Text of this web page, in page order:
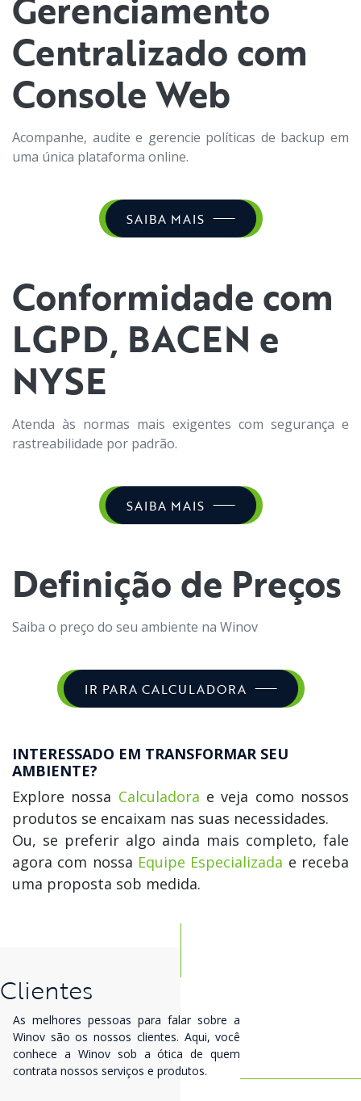
Centralizado com
Console Web
Acompanhe, audite e gerencie políticas de backup em
uma única plataforma online.
SAIBA MAIS
Conformidade com
LGPD, BACEN e
NYSE
Atenda às normas mais exigentes com segurança e
rastreabilidade por padrão.
SAIBA MAIS
Definição de Preços
Saiba o preço do seu ambiente na Winov
IR PARA CALCULADORA
INTERESSADO EM TRANSFORMAR SEU
AMBIENTE?
Explore nossa Calculadora e veja como nossos
produtos se encaixam nas suas necessidades.
Ou, se preferir algo ainda mais completo, fale
agora com nossa Equipe Especializada e receba
uma proposta sob medida.
Clientes
As melhores pessoas para falar sobre a
Winov são os nossos clientes. Aqui, você
conhece a Winov sob a ótica de quem
contrata nossos serviços e produtos.